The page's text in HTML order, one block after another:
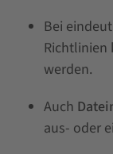
Bei
Richtlinien
werden.
Auch
aus- oder